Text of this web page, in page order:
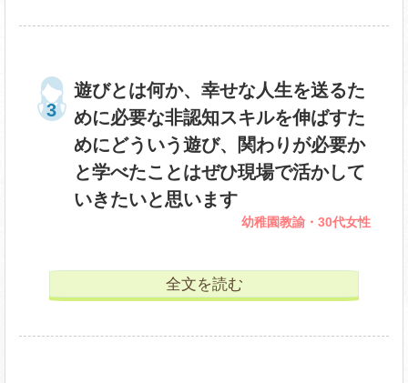
遊びとは何か、幸せな人生を送るた
めに必要な非認知スキルを伸ばすた
めにどういう遊び、関わりが必要か
と学べたことはぜひ現場で活かして
いきたいと思います
幼稚園教諭・30代女性
全文を読む